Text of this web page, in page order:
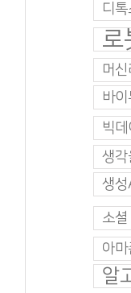
로봇 50대가 1,000명을 대
2026년 7월 28일. 화요일
|
디
로
머
바
빅데
생각
생성
소셜
아마
알